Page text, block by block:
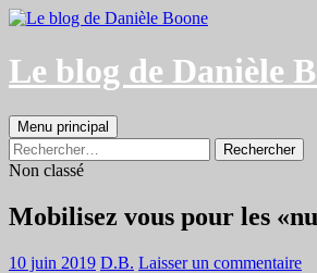
Aller
contenu
Le blog de Danièle
Recherche
Menu principal
Rechercher :
Non classé
Mobilisez vous pour les
10 juin 2019 D.B. Laisser un commentaire